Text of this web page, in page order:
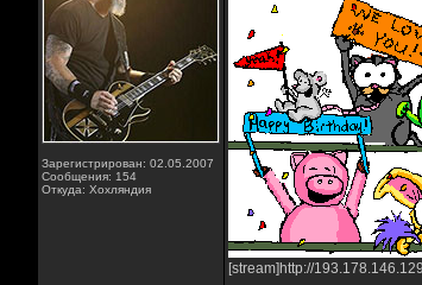
Зарегистрирован: 02.05.2007
Сообщения: 154
Откуда: Хохляндия
[stream]http://